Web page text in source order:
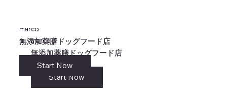
marco
無添加薬膳ドッグフード店
リンク
marco
無添加薬膳ドッグフード店
Start Now
marco
無添加薬膳ドッグフード店
Start Now
marco
無添加薬膳ドッグフード店
Start Now